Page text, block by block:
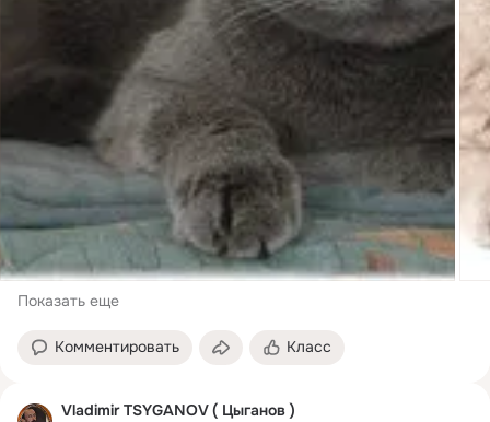
Показать еще
Комментировать Класс
Vladimir TSYGANOV ( Цыганов )